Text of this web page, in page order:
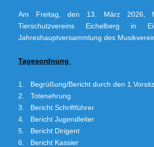
Am Freitag, den 13. März 2026,
Tierschutzvereins Eichelberg
Jahreshauptversammlung des
Tagesordnung
1. Begrüßung/Bericht durch den
2. Totenehrung
3. Bericht Schriftführer
4. Bericht Jugendleiter
5. Bericht Dirigent
6. Bericht Kassier